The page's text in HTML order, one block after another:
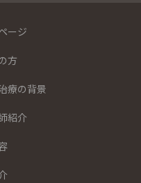
ージ
方
療の背景
紹介